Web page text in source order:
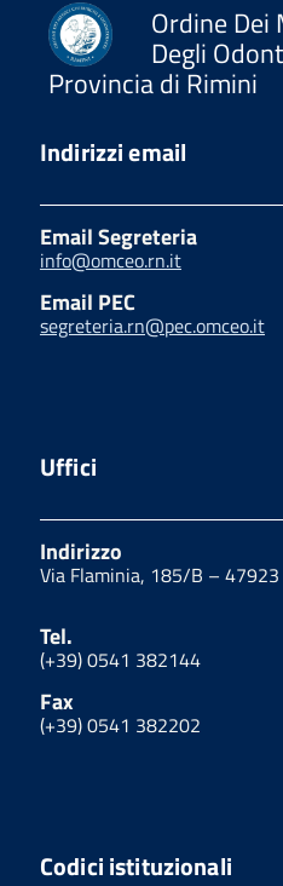
Ordine Dei
Degli
Provincia di Rimini
Indirizzi email
Email Segreteria
info@omceo.rn.it
Email PEC
segreteria.rn@pec.omceo.it
Uffici
Indirizzo
Via Flaminia, 185/B –
Tel.
(+39) 0541 382144
Fax
(+39) 0541 382202
Codici istituzionali